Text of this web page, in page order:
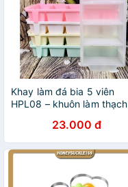
Khay làm đá bia 5 viên
HPL08 – khuôn làm thạch
làm đá uống bia HOFACO
23.000 đ